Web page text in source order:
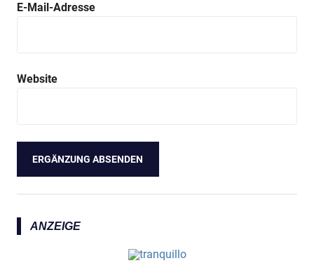
E-Mail-Adresse
Website
ANZEIGE